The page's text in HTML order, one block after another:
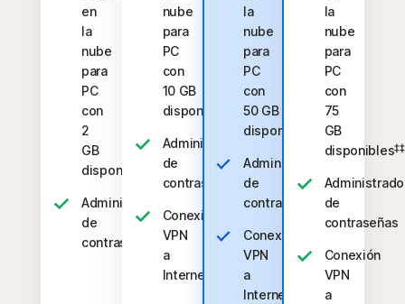
en
la
nube
para
PC
con
2
GB
disponibles
‡‡,4
Administrador
de
contraseñas
nube
para
PC
con
10 GB
disponibles
‡‡,4
Administrador
de
contraseñas
Conexión
VPN
a
Internet
la
nube
para
PC
con
50 GB
disponibles
‡‡,4
Administrador
de
contraseñas
Conexión
VPN
a
Internet
la
nube
para
PC
con
75
GB
disponibles
de
contraseñas
Conexión
VPN
a